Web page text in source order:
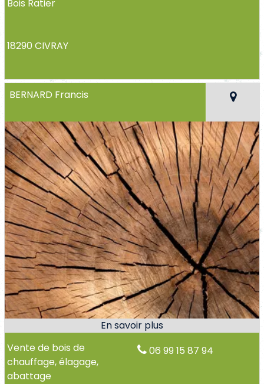
Bois Ratier
18290 CIVRAY
BERNARD Francis
Vente de bois de
chauffage, élagage,
abattage
06 99 15 87 94